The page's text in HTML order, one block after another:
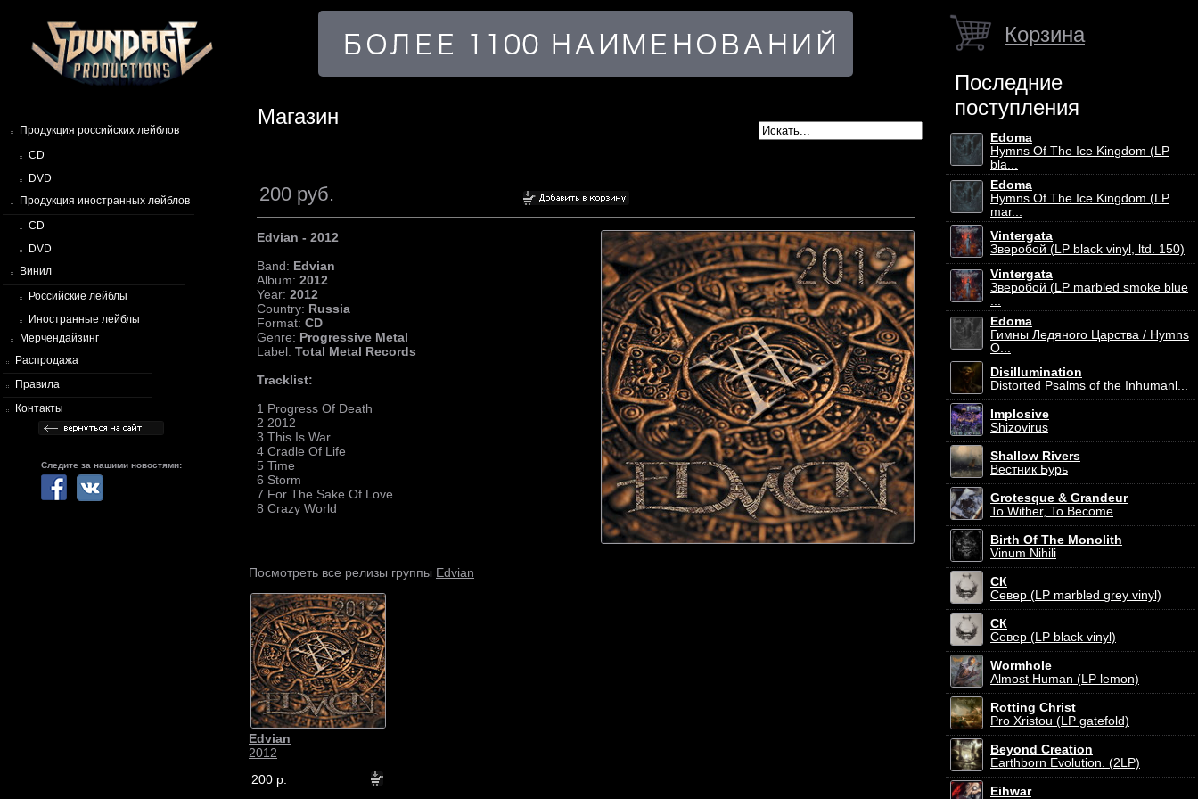
Продукция российских лейблов
CD
DVD
Продукция иностранных лейблов
CD
DVD
Винил
Российские лейблы
Иностранные лейблы
Мерчендайзинг
Распродажа
Правила
Контакты
Следите за нашими новостями:
Магазин
200 руб.
Edvian - 2012
Band: Edvian
Album: 2012
Year: 2012
Country: Russia
Format: CD
Genre: Progressive Metal
Label: Total Metal Records
Tracklist:
1 Progress Of Death
2 2012
3 This Is War
4 Cradle Of Life
5 Time
6 Storm
7 For The Sake Of Love
8 Crazy World
Посмотреть все релизы группы Edvian
Edvian
2012
200 р.
Корзина
Последние
поступления
Edoma
Hymns Of The Ice Kingdom (LP
bla...
Edoma
Hymns Of The Ice Kingdom (LP
mar...
Vintergata
Зверобой (LP black vinyl, ltd. 150)
Vintergata
Зверобой (LP marbled smoke blue
...
Edoma
Гимны Ледяного Царства / Hymns
O...
Disillumination
Distorted Psalms of the Inhumanl...
Implosive
Shizovirus
Shallow Rivers
Вестник Бурь
Grotesque & Grandeur
To Wither, To Become
Birth Of The Monolith
Vinum Nihili
СК
Север (LP marbled grey vinyl)
СК
Север (LP black vinyl)
Wormhole
Almost Human (LP lemon)
Rotting Christ
Pro Xristou (LP gatefold)
Beyond Creation
Earthborn Evolution. (2LP)
Eihwar